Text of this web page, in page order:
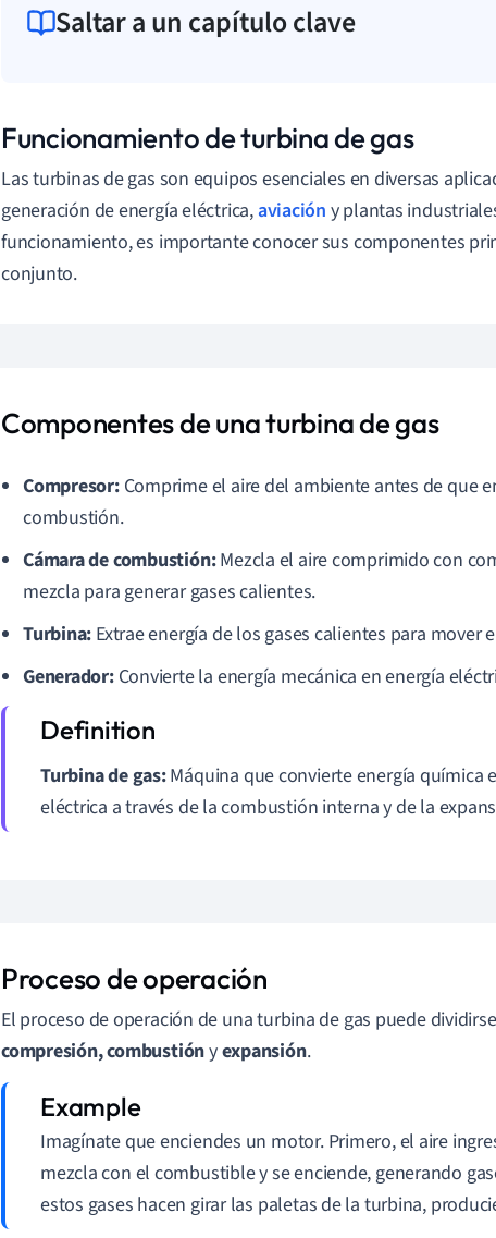
Saltar a un capítulo clave
Funcionamiento de turbina de gas
Las turbinas de gas son equipos esenciales en diversas
generación de energía eléctrica,aviación y plantas
funcionamiento, es importante conocer sus componentes
conjunto.
Componentes de una turbina de gas
Compresor: Comprime el aire del ambiente antes de que
combustión.
Cámara de combustión:Mezcla el aire comprimido con
mezcla para generar gases calientes.
Turbina: Extrae energía de los gases calientes para mover
Generador: Convierte la energía mecánica en energía
Turbina de gas:Máquina que convierte energía química
eléctrica a través de la combustión interna y de la
Proceso de operación
El proceso de operación de una turbina de gas puede
compresión, combustiónyexpansión.
Imagínate que enciendes un motor. Primero, el aire
mezcla con el combustible y se enciende, generando
estos gases hacen girar las paletas de la turbina,